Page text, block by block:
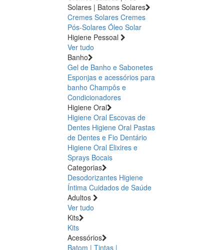
Solares | Batons Solares
Cremes Solares Cremes
Pós-Solares Óleo Solar
Higiene Pessoal
Ver tudo
Banho
Gel de Banho e Sabonetes
Esponjas e acessórios para
banho Champôs e
Condicionadores
Higiene Oral
Higiene Oral Escovas de
Dentes Higiene Oral Pastas
de Dentes e Fio Dentário
Higiene Oral Elixires e
Sprays Bocais
Categorias
Desodorizantes Higiene
Íntima Cuidados de Saúde
Adultos
Ver tudo
Kits
Kits
Acessórios
Batom | Tintas |